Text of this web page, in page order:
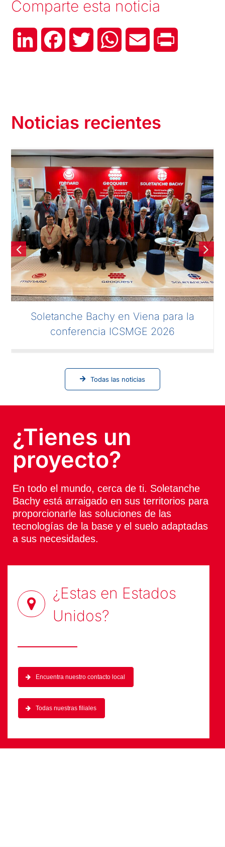
Comparte esta noticia
LinkedIn FacebookTwitter WhatsAppEmail
Noticias recientes
Soletanche Bachy en Viena para la
conferencia ICSMGE 2026
Todas las noticias
¿Tienes un
proyecto?
En todo el mundo, cerca de ti. Soletanche
Bachy está arraigado en sus territorios para
proporcionarle las soluciones de las
tecnologías de la base y el suelo adaptadas
a sus necesidades.
¿Estas en Estados
Unidos?
Encuentra nuestro contacto local
Todas nuestras filiales